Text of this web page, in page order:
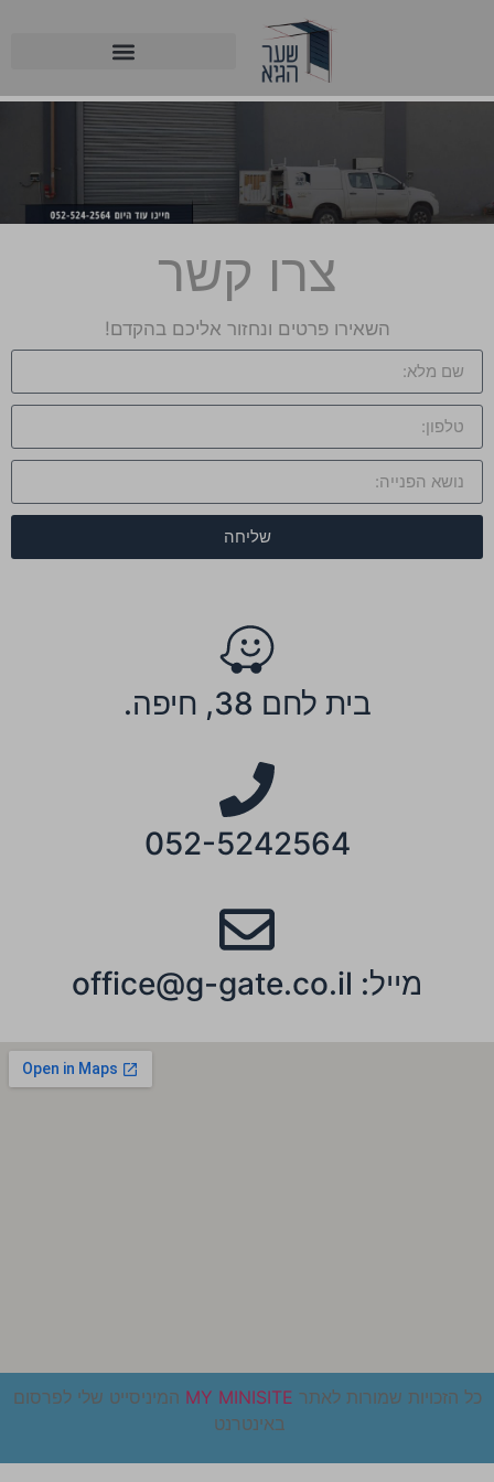
צרו קשר
השאירו פרטים ונחזור אליכם בהקדם!
שליחה
בית לחם 38, חיפה.
052-5242564
מייל: office@g-gate.co.il
כל הזכויות שמורות לאתר MY MINISITE המיניסייט שלי לפרסום
באינטרנט